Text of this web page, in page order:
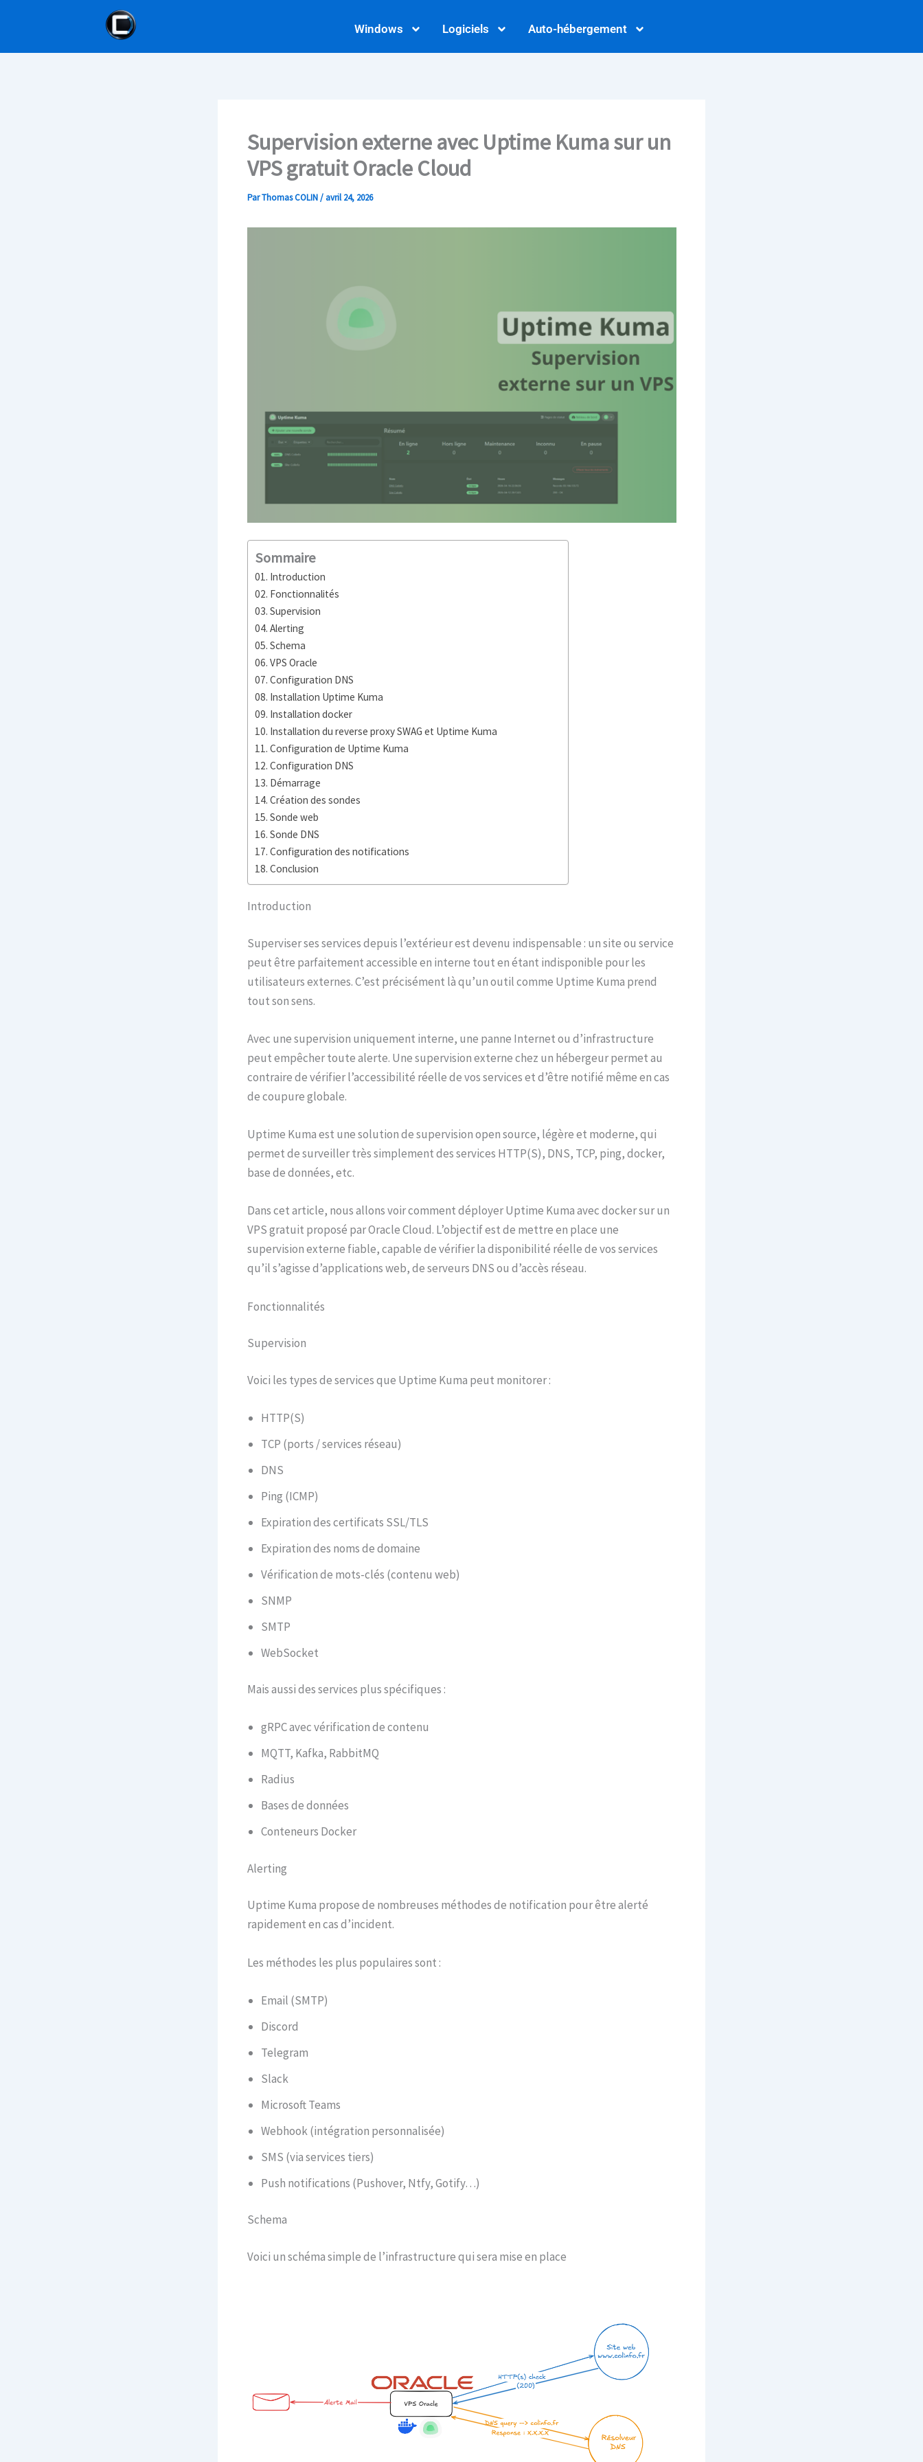
Windows Logiciels Auto-hébergement
Supervision externe avec Uptime Kuma sur un
VPS gratuit Oracle Cloud
ParThomas COLIN/ avril 24, 2026
Sommaire
Introduction
Fonctionnalités
Supervision
Alerting
Schema
VPS Oracle
Configuration DNS
Installation Uptime Kuma
Installation docker
Installation du reverse proxy SWAG et Uptime Kuma
Configuration de Uptime Kuma
Configuration DNS
Démarrage
Création des sondes
Sonde web
Sonde DNS
Configuration des notifications
Conclusion
Introduction
Superviser ses services depuis l’extérieur est devenu indispensable : un site ou service
peut être parfaitement accessible en interne tout en étant indisponible pour les
utilisateurs externes. C’est précisément là qu’un outil comme Uptime Kuma prend
tout son sens.
Avec une supervision uniquement interne, une panne Internet ou d’infrastructure
peut empêcher toute alerte. Une supervision externe chez un hébergeur permet au
contraire de vérifier l’accessibilité réelle de vos services et d’être notifié même en cas
de coupure globale.
Uptime Kuma est une solution de supervision open source, légère et moderne, qui
permet de surveiller très simplement des services HTTP(S), DNS, TCP, ping, docker,
base de données, etc.
Dans cet article, nous allons voir comment déployer Uptime Kuma avec docker sur un
VPS gratuit proposé par Oracle Cloud. L’objectif est de mettre en place une
supervision externe fiable, capable de vérifier la disponibilité réelle de vos services
qu’il s’agisse d’applications web, de serveurs DNS ou d’accès réseau.
Fonctionnalités
Supervision
Voici les types de services que Uptime Kuma peut monitorer :
HTTP(S)
TCP (ports / services réseau)
DNS
Ping (ICMP)
Expiration des certificats SSL/TLS
Expiration des noms de domaine
Vérification de mots-clés (contenu web)
SNMP
SMTP
WebSocket
Mais aussi des services plus spécifiques :
gRPC avec vérification de contenu
MQTT, Kafka, RabbitMQ
Radius
Bases de données
Conteneurs Docker
Alerting
Uptime Kuma propose de nombreuses méthodes de notification pour être alerté
rapidement en cas d’incident.
Les méthodes les plus populaires sont :
Email (SMTP)
Discord
Telegram
Slack
Microsoft Teams
Webhook (intégration personnalisée)
SMS (via services tiers)
Push notifications (Pushover, Ntfy, Gotify…)
Schema
Voici un schéma simple de l’infrastructure qui sera mise en place